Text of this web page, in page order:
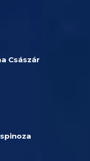
Császár